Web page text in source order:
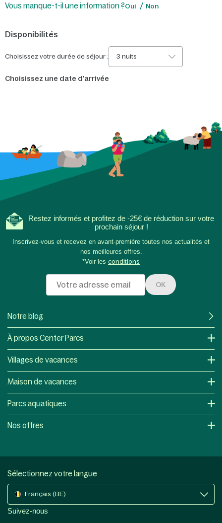
Vous manque-t-il une information ?Oui Non
Disponibilités
Choisissez votre durée de séjour : 3 nuits
Choisissez une date d'arrivée
Restez informés et profitez de -25€ de réduction sur votre
prochain séjour !
Inscrivez-vous et recevez en avant-première toutes nos actualités et
nos meilleures offres.
*Voir les conditions
OK
Notre blog
À propos Center Parcs
Villages de vacances
Maison de vacances
Parcs aquatiques
Nos offres
Sélectionnez votre langue
Français (BE)
Suivez-nous